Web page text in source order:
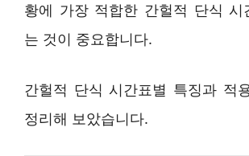
황에 가장 적합한 간헐적 단식 시
는 것이 중요합니다.
간헐적 단식 시간표별 특징과 적
정리해 보았습니다.